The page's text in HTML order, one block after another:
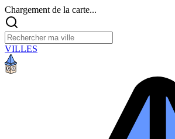
Chargement de la carte...
VILLES